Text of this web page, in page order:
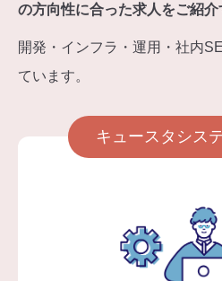
の方向性に合った求人をご紹介
開発・インフラ・運用・社内
ています。
キュースタシス